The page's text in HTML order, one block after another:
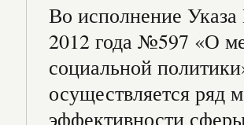
Во исполнение
2012 года №597 «О
социальной
осуществляется ряд
эффективности